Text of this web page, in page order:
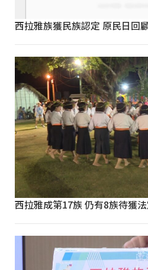
西拉雅族獲民族認定 原民日回
西拉雅成第17族 仍有8族待獲